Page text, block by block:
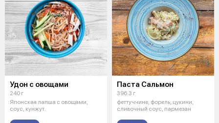
Удон с овощами
240 г
Японская лапша с овощами,
соус, кунжут.
Паста Сальмон
396.3 г
феттуччине, форель, цукини,
сливочный соус, пармезан